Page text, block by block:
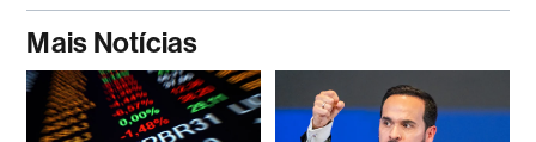
Mais Notícias